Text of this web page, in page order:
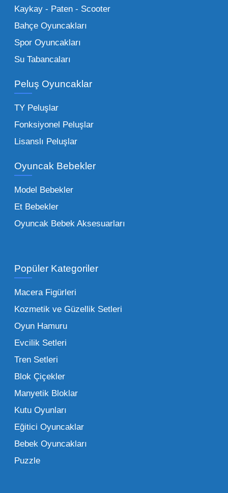
Küçük Oyuncaklar:
sağlayan toptan küçük oyuncaklar, bakkallar,
Bu kategorideki küçük oyuncaklar toptan
alımlarda çok düşük maliyetlerle yüksek
sürpriz paketler ve figürler, çocukların
harçlıklarıyla kolayca alabildiği ürünlerdir.
Çocuk Oyuncakları Toptan Seçenekleri:
Bebeklik döneminden ergenliğe kadar geniş
toptan tedariği yaparken, piyasadaki en son
figürlerden geleneksel oyun setlerine kadar
her şeyi portföyümüzde bulabilirsiniz.
İşletmeler için toptan oyuncak satış ve alımı
şüphesiz ki birim maliyetin düşmesidir.
Oyuncak toptan kanalına geçildiğinde,
perakende satış fiyatı ile alış fiyatı arasındaki
makas açılır ve bu da ciddi kâr marjları elde
edilmesini sağlar. Toplu alımlarda uygulanan
dönemlerinde işletmenizin finansal olarak
rahatlamasına yardımcı olur.
Müşterileriniz bir ürünü sorduğunda "yok"
demek, marka sadakatini zedeler. Profesyonel
bir oyuncak toptan satış ortağı ile çalışmak,
Kaykay - Paten - Scooter
Bahçe Oyuncakları
Spor Oyuncakları
Su Tabancaları
Peluş Oyuncaklar
TY Peluşlar
Fonksiyonel Peluşlar
Lisanslı Peluşlar
Oyuncak Bebekler
Model Bebekler
Et Bebekler
Oyuncak Bebek Aksesuarları
Popüler Kategoriler
Macera Figürleri
Kozmetik ve Güzellik Setleri
Oyun Hamuru
Evcilik Setleri
Tren Setleri
Blok Çiçekler
Manyetik Bloklar
Kutu Oyunları
Eğitici Oyuncaklar
Bebek Oyuncakları
Puzzle